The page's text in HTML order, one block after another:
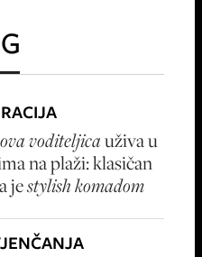
voditeljicauživa u
na plaži: klasičan
jestylish komadom